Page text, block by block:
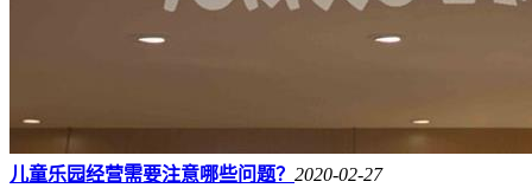
儿童乐园经营需要注意哪些问题？ 2020-02-27